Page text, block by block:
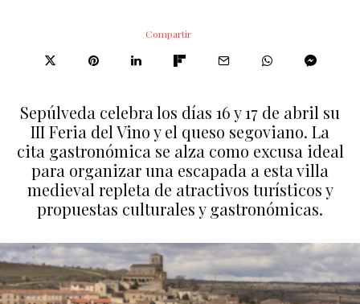
Compartir
Sepúlveda celebra los días 16 y 17 de abril su
III Feria del Vino y el queso segoviano. La
cita gastronómica se alza como excusa ideal
para organizar una escapada a esta villa
medieval repleta de atractivos turísticos y
propuestas culturales y gastronómicas.